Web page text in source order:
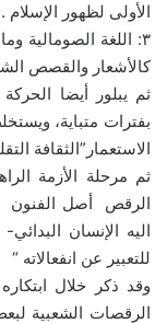
الأولى لظهور الإسلام .
٣: اللغة الصومالية
كالأشعار والقصص
ثم يبلور أيضا
بفترات متباية،
ثم مرحلة الأزمة
الرقص أصل الفنون
اليه الإنسان
للتعبير عن انفعالاته “
وقد ذكر خلال
الرقصات الشعبية